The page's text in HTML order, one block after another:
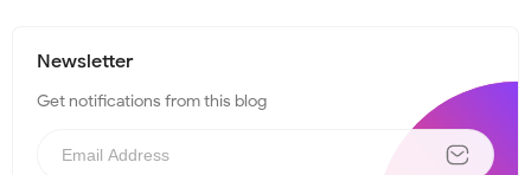
Newsletter
Get notifications from this blog